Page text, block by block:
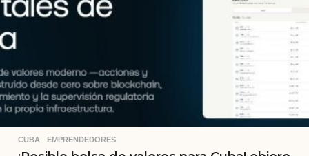
CUBA ,EMPRENDEDORES